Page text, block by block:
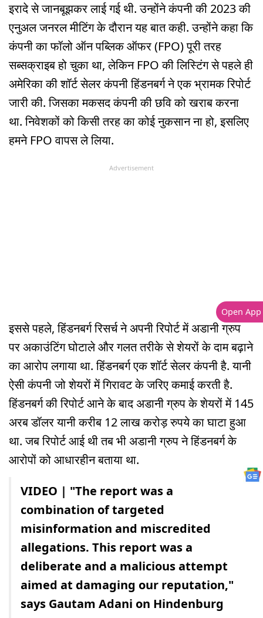
इरादे से जानबूझकर लाई गई थी. उन्होंने कंपनी की 2023 की
एनुअल जनरल मीटिंग के दौरान यह बात कही. उन्होंने कहा कि
कंपनी का फॉलो ऑन पब्लिक ऑफर (FPO) पूरी तरह
सब्सक्राइब हो चुका था, लेकिन FPO की लिस्टिंग से पहले ही
अमेरिका की शॉर्ट सेलर कंपनी हिंडनबर्ग ने एक भ्रामक रिपोर्ट
जारी की. जिसका मकसद कंपनी की छवि को खराब करना
था. निवेशकों को किसी तरह का कोई नुकसान ना हो, इसलिए
हमने FPO वापस ले लिया.
Advertisement
इससे पहले, हिंडनबर्ग रिसर्च ने अपनी रिपोर्ट में अडानी ग्रुप
पर अकाउंटिंग घोटाले और गलत तरीके से शेयरों के दाम बढ़ाने
का आरोप लगाया था. हिंडनबर्ग एक शॉर्ट सेलर कंपनी है. यानी
ऐसी कंपनी जो शेयरों में गिरावट के जरिए कमाई करती है.
हिंडनबर्ग की रिपोर्ट आने के बाद अडानी ग्रुप के शेयरों में 145
अरब डॉलर यानी करीब 12 लाख करोड़ रुपये का घाटा हुआ
था. जब रिपोर्ट आई थी तब भी अडानी ग्रुप ने हिंडनबर्ग के
आरोपों को आधारहीन बताया था.
VIDEO | "The report was a
combination of targeted
misinformation and miscredited
allegations. This report was a
deliberate and a malicious attempt
aimed at damaging our reputation,"
says Gautam Adani on Hindenburg
Open App